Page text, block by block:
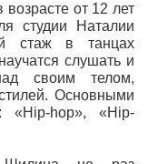
от 12 лет
студии Наталии
стаж в танцах
слушать и
своим телом,
Основными
«Hip-hop», «Hip-